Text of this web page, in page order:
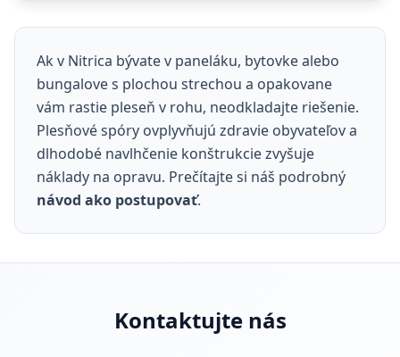
Ak v Nitrica bývate v paneláku, bytovke alebo
bungalove s plochou strechou a opakovane
vám rastie pleseň v rohu, neodkladajte riešenie.
Plesňové spóry ovplyvňujú zdravie obyvateľov a
dlhodobé navlhčenie konštrukcie zvyšuje
náklady na opravu. Prečítajte si náš podrobný
návod ako postupovať.
Kontaktujte nás